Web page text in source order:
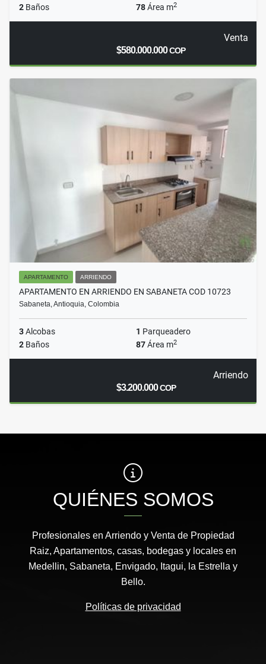
2 Baños 78Área m2
Venta
$580.000.000COP
APARTAMENTO ARRIENDO
APARTAMENTO EN ARRIENDO EN SABANETA COD 10723
Sabaneta, Antioquia, Colombia
3Alcobas 1 Parqueadero
2 Baños 87Área m2
Arriendo
$3.200.000COP
QUIÉNES SOMOS
Profesionales en Arriendo y Venta de Propiedad
Raiz, Apartamentos, casas, bodegas y locales en
Medellin, Sabaneta, Envigado, Itagui, la Estrella y
Bello.
Políticas de privacidad